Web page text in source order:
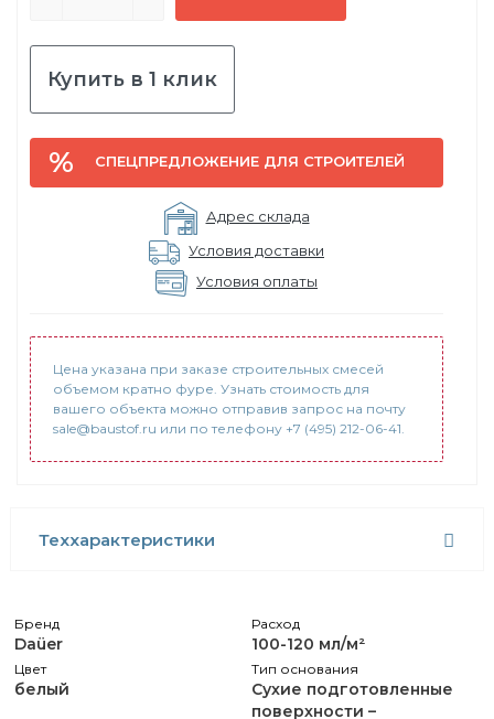
Купить в 1 клик
СПЕЦПРЕДЛОЖЕНИЕ ДЛЯ СТРОИТЕЛЕЙ
Адрес склада
Условия доставки
Условия оплаты
Цена указана при заказе строительных смесей
объемом кратно фуре. Узнать стоимость для
вашего объекта можно отправив запрос на почту
sale@baustof.ru или по телефону +7 (495) 212-06-41.
Теххарактеристики
Бренд
Daüer
Расход
100-120 мл/м²
Цвет
белый
Тип основания
Сухие подготовленные
поверхности –